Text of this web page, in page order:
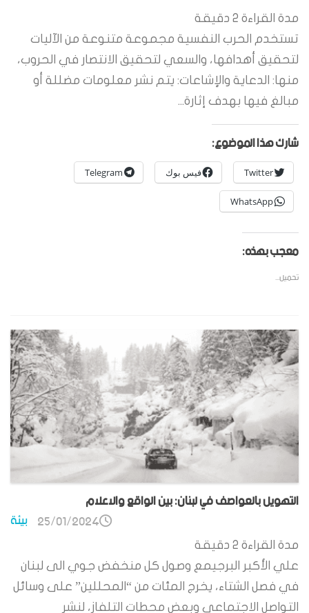
مدة القراءة 2 دقيقة
تستخدم الحرب النفسية مجموعة متنوعة من الآليات
لتحقيق أهدافها، والسعي لتحقيق الانتصار في الحروب،
منها: الدعاية والإشاعات: يتم نشر معلومات مضللة أو
مبالغ فيها بهدف إثارة...
شارك هذا الموضوع:
Twitter فيس بوك Telegram
WhatsApp
معجب بهذه:
تحميل...
التهويل بالعواصف في لبنان: بين الواقع والاعلام
بيئة 25/01/2024
مدة القراءة 2 دقيقة
علي الأكبر البرجيمع وصول كل منخفض جوي الى لبنان
في فصل الشتاء، يخرج المئات من “المحللين” على وسائل
التواصل الاجتماعي وبعض محطات التلفاز، لنشر